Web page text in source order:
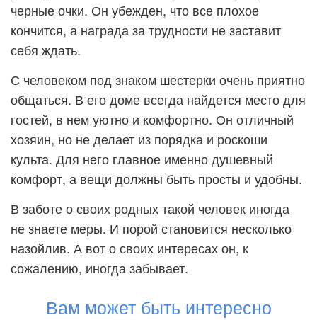
черные очки. Он убежден, что все плохое
кончится, а награда за трудности не заставит
себя ждать.
С человеком под знаком шестерки очень приятно
общаться. В его доме всегда найдется место для
гостей, в нем уютно и комфортно. Он отличный
хозяин, но не делает из порядка и роскоши
культа. Для него главное именно душевный
комфорт, а вещи должны быть просты и удобны.
В заботе о своих родных такой человек иногда
не знаете меры. И порой становится несколько
назойлив. А вот о своих интересах он, к
сожалению, иногда забывает.
Вам может быть интересно